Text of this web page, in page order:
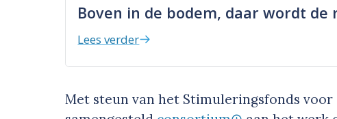
Boven in de bodem, daar wordt de
Lees verder
Met steun van het Stimuleringsfonds